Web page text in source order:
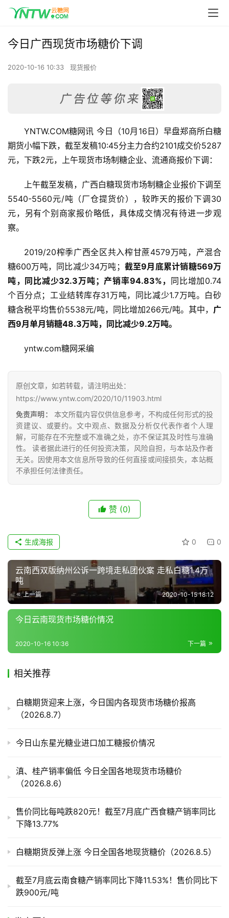
云
糖
网
公
众
号
专
题
地
频
产
销
今日广西现货市场糖价下调
2020-10-16 10:33 现货报价
YNTW.COM糖网讯 今日（10月16日）早盘郑商所白糖
期货小幅下跌，截至发稿10:45分主力合约2101成交价5287
元，下跌2元，上午现货市场制糖企业、流通商报价下调：
上午截至发稿，广西白糖现货市场制糖企业报价下调至
5540-5560元/吨（厂仓提货价），较昨天的报价下调30
元，另有个别商家报价略低，具体成交情况有待进一步观
察。
2019/20榨季广西全区共入榨甘蔗4579万吨，产混合
糖600万吨，同比减少34万吨； 截至9月底累计销糖569万
吨，同比减少32.3万吨；产销率94.83%， 同比增加0.74
个百分点；工业结转库存31万吨，同比减少1.7万吨。白砂
糖含税平均售价5538元/吨，同比增加266元/吨。其中， 广
西9月单月销糖48.3万吨，同比减少9.2万吨。
yntw.com糖网采编
原创文章，如若转载，请注明出处：
https://www.yntw.com/2020/10/11903.html
免责声明：
本文所载内容仅供信息参考，不构成任何形式的投
资建议、或要约。文中观点、数据及分析仅代表作者个人理
解，可能存在不完整或不准确之处，亦不保证其及时性与准确
性。 读者据此进行的任何投资决策，风险自担，与本站及作者
无关。因使用本文信息所导致的任何直接或间接损失，本站概
不承担任何法律责任。
赞 (0)
0 0
生成海报
云南西双版纳州公诉一跨境走私团伙案 走私白糖1.4万
吨
上一篇 2020-10-15 18:12
今日云南现货市场糖价情况
下一篇
2020-10-16 10:36
相关推荐
白糖期货迎来上涨，今日国内各现货市场糖价报高
（2026.8.7）
今日山东星光糖业进口加工糖报价情况
滇、桂产销率偏低 今日全国各地现货市场糖价
（2026.8.6）
售价同比每吨跌820元！截至7月底广西食糖产销率同比
下降13.77%
白糖期货反弹上涨 今日全国各地现货糖价（2026.8.5）
截至7月底云南食糖产销率同比下降11.53%！售价同比下
跌900元/吨